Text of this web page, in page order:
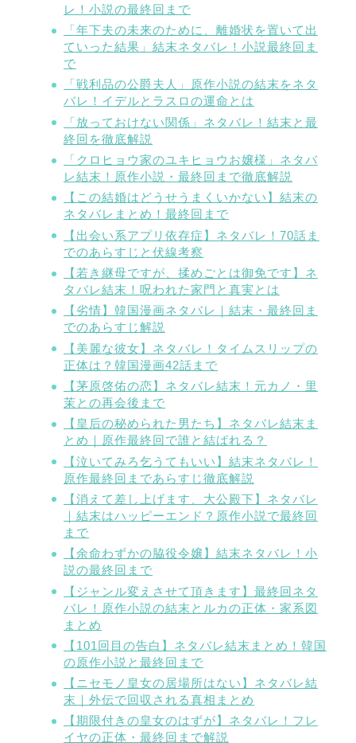
レ！小説の最終回まで
「年下夫の未来のために、離婚状を置いて出
ていった結果」結末ネタバレ！小説最終回ま
で
「戦利品の公爵夫人」原作小説の結末をネタ
バレ！イデルとラスロの運命とは
「放っておけない関係」ネタバレ！結末と最
終回を徹底解説
「クロヒョウ家のユキヒョウお嬢様」ネタバ
レ結末！原作小説・最終回まで徹底解説
【この結婚はどうせうまくいかない】結末の
ネタバレまとめ！最終回まで
【出会い系アプリ依存症】ネタバレ！70話ま
でのあらすじと伏線考察
【若き継母ですが、揉めごとは御免です】ネ
タバレ結末！呪われた家門と真実とは
【劣情】韓国漫画ネタバレ｜結末・最終回ま
でのあらすじ解説
【美麗な彼女】ネタバレ！タイムスリップの
正体は？韓国漫画42話まで
【茅原啓佑の恋】ネタバレ結末！元カノ・里
茉との再会後まで
【皇后の秘められた男たち】ネタバレ結末ま
とめ｜原作最終回で誰と結ばれる？
【泣いてみろ乞うてもいい】結末ネタバレ！
原作最終回まであらすじ徹底解説
【消えて差し上げます、大公殿下】ネタバレ
｜結末はハッピーエンド？原作小説で最終回
まで
【余命わずかの脇役令嬢】結末ネタバレ！小
説の最終回まで
【ジャンル変えさせて頂きます】最終回ネタ
バレ！原作小説の結末とルカの正体・家系図
まとめ
【101回目の告白】ネタバレ結末まとめ！韓国
の原作小説と最終回まで
【ニセモノ皇女の居場所はない】ネタバレ結
末｜外伝で回収される真相まとめ
【期限付きの皇女のはずが】ネタバレ！フレ
イヤの正体・最終回まで解説